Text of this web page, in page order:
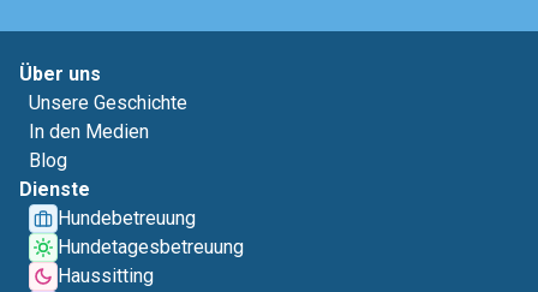
Über uns
Unsere Geschichte
In den Medien
Blog
Dienste
Hundebetreuung
Hundetagesbetreuung
Haussitting